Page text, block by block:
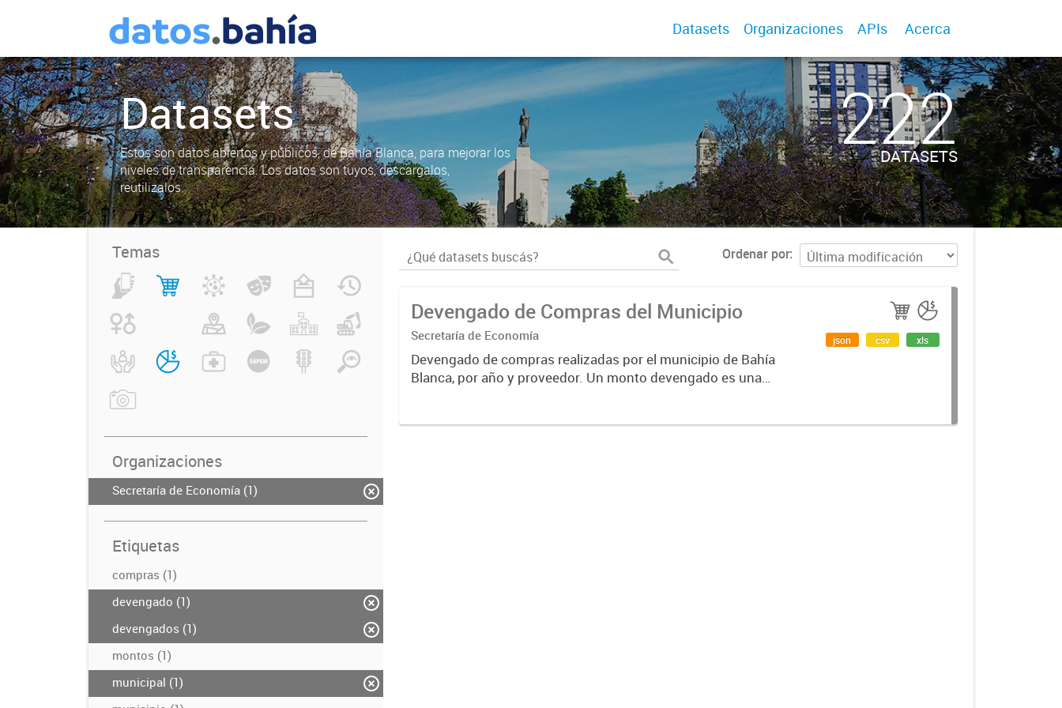
Datasets Organizaciones APIs Acerca
Datasets
Estos son datos abiertos y públicos, de Bahía Blanca, para mejorar los
niveles de transparencia. Los datos son tuyos, descargalos,
reutilizalos.
222
DATASETS
Temas
Organizaciones
Secretaría de Economía (1)
Etiquetas
compras (1)
devengado (1)
devengados (1)
montos (1)
municipal (1)
Ordenar por
Devengado de Compras del Municipio
Secretaría de Economía
Devengado de compras realizadas por el municipio de Bahía
Blanca, por año y proveedor. Un monto devengado es una
json csv xls